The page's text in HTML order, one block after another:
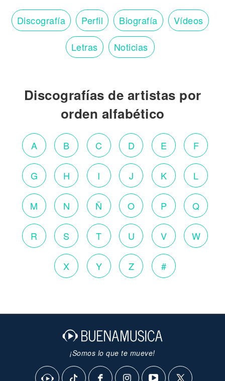
Discografía Perfil Biografía Vídeos
Letras Noticias
Discografías de artistas por
orden alfabético
A B C D E F
G H I J K L
M N Ñ O P Q
R S T U V W
X Y Z #
¡Somos lo que te mueve!